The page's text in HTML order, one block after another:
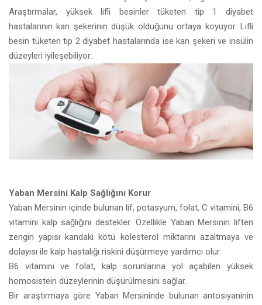
Araştırmalar, yüksek lifli besinler tüketen tip 1 diyabet
hastalarının kan şekerinin düşük olduğunu ortaya koyuyor. Lifli
besin tüketen tip 2 diyabet hastalarında ise kan şekeri ve insülin
düzeyleri iyileşebiliyor..
Yaban Mersini Kalp Sağlığını Korur
Yaban Mersinin içinde bulunan lif, potasyum, folat, C vitamini, B6
vitamini kalp sağlığını destekler. Özellikle Yaban Mersinin liften
zengin yapısı kandaki kötü kolesterol miktarını azaltmaya ve
dolayısı ile kalp hastalığı riskini düşürmeye yardımcı olur.
B6 vitamini ve folat, kalp sorunlarına yol açabilen yüksek
homosistein düzeylerinin düşürülmesini sağlar.
Bir araştırmaya göre Yaban Mersininde bulunan antosiyaninin